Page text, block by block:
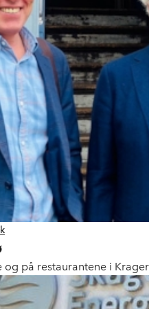
på restaurantene i